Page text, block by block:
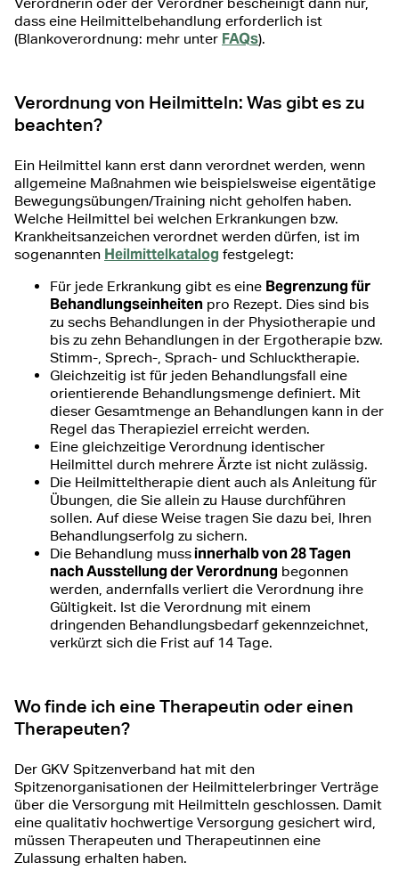
dass eine Heilmittelbehandlung erforderlich ist
(Blankoverordnung: mehr unter FAQs).
Verordnung von Heilmitteln: Was gibt es zu
beachten?
Ein Heilmittel kann erst dann verordnet werden, wenn
allgemeine Maßnahmen wie beispielsweise eigentätige
Bewegungsübungen/Training nicht geholfen haben.
Welche Heilmittel bei welchen Erkrankungen bzw.
Krankheitsanzeichen verordnet werden dürfen, ist im
sogenannten Heilmittelkatalog festgelegt:
Für jede Erkrankung gibt es eine Begrenzung für
Behandlungseinheiten pro Rezept. Dies sind bis
zu sechs Behandlungen in der Physiotherapie und
bis zu zehn Behandlungen in der Ergotherapie bzw.
Stimm-, Sprech-, Sprach- und Schlucktherapie.
Gleichzeitig ist für jeden Behandlungsfall eine
orientierende Behandlungsmenge definiert. Mit
dieser Gesamtmenge an Behandlungen kann in der
Regel das Therapieziel erreicht werden.
Eine gleichzeitige Verordnung identischer
Heilmittel durch mehrere Ärzte ist nicht zulässig.
Die Heilmitteltherapie dient auch als Anleitung für
Übungen, die Sie allein zu Hause durchführen
sollen. Auf diese Weise tragen Sie dazu bei, Ihren
Behandlungserfolg zu sichern.
Die Behandlung mussinnerhalb von 28 Tagen
nach Ausstellung der Verordnung begonnen
werden, andernfalls verliert die Verordnung ihre
Gültigkeit. Ist die Verordnung mit einem
dringenden Behandlungsbedarf gekennzeichnet,
verkürzt sich die Frist auf 14 Tage.
Wo finde ich eine Therapeutin oder einen
Therapeuten?
Der GKV Spitzenverband hat mit den
Spitzenorganisationen der Heilmittelerbringer Verträge
über die Versorgung mit Heilmitteln geschlossen. Damit
eine qualitativ hochwertige Versorgung gesichert wird,
müssen Therapeuten und Therapeutinnen eine
Zulassung erhalten haben.